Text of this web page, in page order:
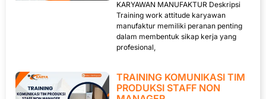
KARYAWAN MANUFAKTUR Deskripsi
Training work attitude karyawan
manufaktur memiliki peranan penting
dalam membentuk sikap kerja yang
profesional,
TRAINING KOMUNIKASI TIM
PRODUKSI STAFF NON